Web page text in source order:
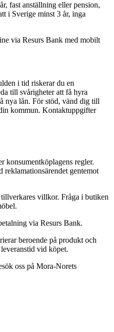
fast anställning eller pension,
i Sverige minst 3 år, inga
via Resurs Bank med mobilt
i tid riskerar du en
till svårigheter att få hyra
nya lån. För stöd, vänd dig till
kommun. Kontaktuppgifter
konsumentköplagens regler.
reklamationsärendet gentemot
villkor. Fråga i butiken
via Resurs Bank.
beroende på produkt och
vid köpet.
oss på Mora-Norets